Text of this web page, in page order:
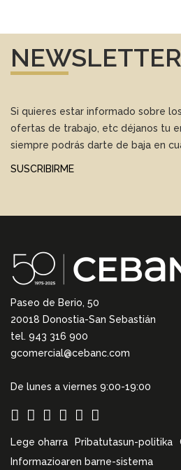
NEWSLETTER
Si quieres estar informado sobre
ofertas de trabajo, etc déjanos tu
siempre podrás darte de baja en
SUSCRIBIRME
Paseo de Berio, 50
20018 Donostia-San Sebastián
tel. 943 316 900
gcomercial@cebanc.com
De lunes a viernes 9:00-19:00
Lege oharra Pribatutasun-politika
Informazioaren barne-sistema